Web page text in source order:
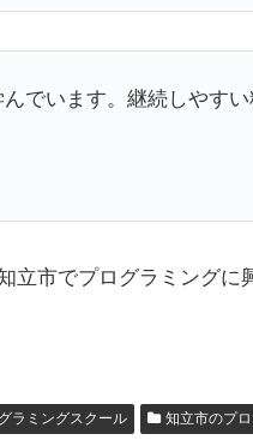
でいます。継続しやす
立市でプログラミングに
ラミングスクール 知立市のプ